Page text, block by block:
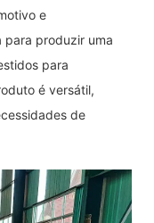
e
para produzir uma
para
é versátil,
de